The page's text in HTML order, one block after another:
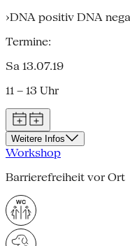
›DNA positiv DNA
Termine:
Sa 13.07.19
11 – 13 Uhr
Weitere Infos
Workshop
Barrierefreiheit vor Ort